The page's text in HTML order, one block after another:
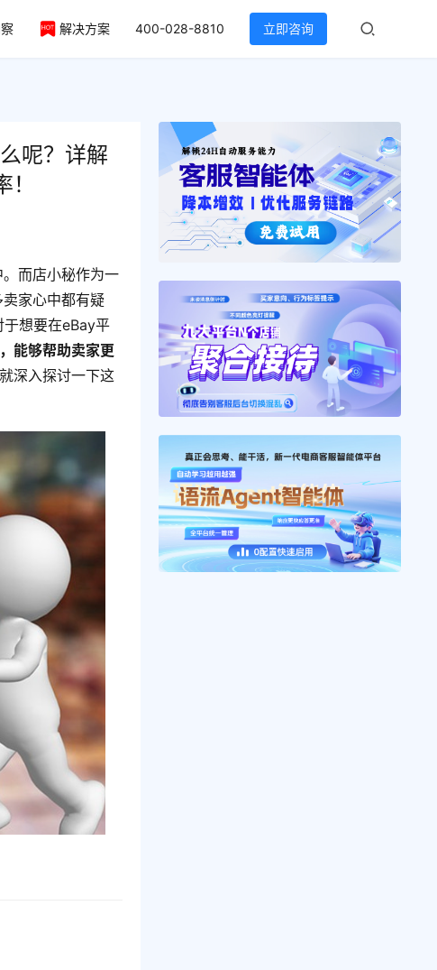
解决方案 400-028-8810 立即咨询
呢？详解
而店小秘作为一
家心中都有疑
于想要在eBay平
能够帮助卖家更
深入探讨一下这